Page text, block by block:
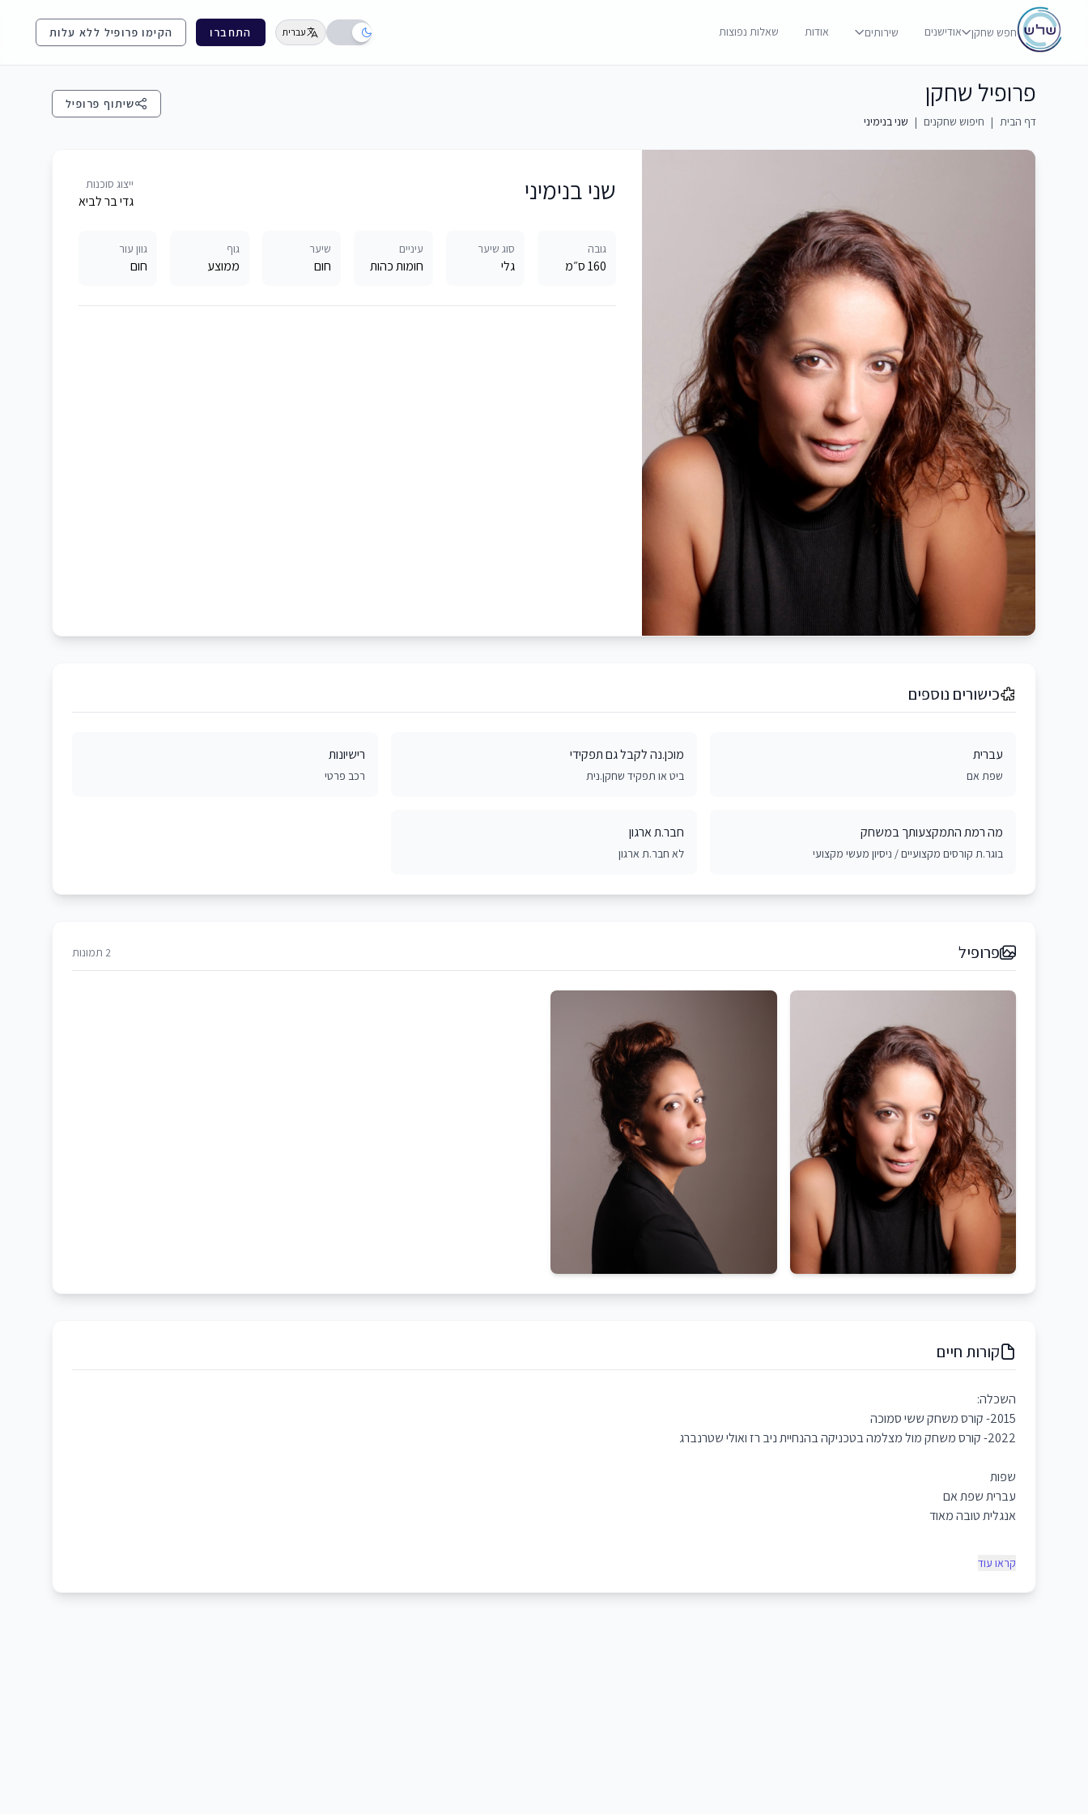
חפש שחקן אודישנים שירותים אודות שאלות נפוצות עברית התחברו הקימו פרופיל ללא עלות
פרופיל שחקן
דף הבית | חיפוש שחקנים | שני בנימיני
שיתוף פרופיל
שני בנימיני ייצוג סוכנות
גדי בר לביא
גובה
160 ס״מ
סוג שיער
גלי
עיניים
חומות כהות
שיער
חום
גוף
ממוצע
גוון עור
חום
כישורים נוספים
עברית
שפת אם
מוכן.נה לקבל גם תפקידי
ביט או תפקיד שחקן.נית
רישיונות
רכב פרטי
מה רמת התמקצעותך במשחק
בוגר.ת קורסים מקצועיים / ניסיון מעשי מקצועי
חבר.ת ארגון
לא חבר.ת ארגון
פרופיל 2 תמונות
קורות חיים
השכלה:
2015- קורס משחק ששי סמוכה
2022- קורס משחק מול מצלמה בטכניקה בהנחיית ניב רז ואולי שטרנברג
שפות
עברית שפת אם
אנגלית טובה מאוד
קראו עוד